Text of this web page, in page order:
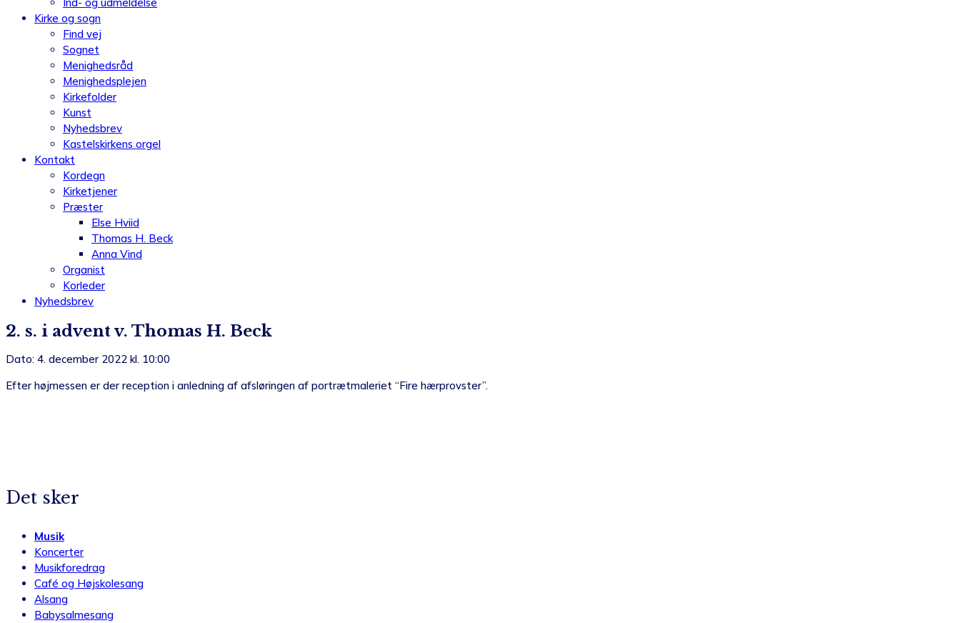
Kirke og sogn
Find vej
Sognet
Menighedsråd
Menighedsplejen
Kirkefolder
Kunst
Nyhedsbrev
Kastelskirkens orgel
Kontakt
Kordegn
Kirketjener
Præster
Else Hviid
Thomas H. Beck
Anna Vind
Organist
Korleder
Nyhedsbrev
2. s. i advent v. Thomas H. Beck
Dato: 4. december 2022 kl. 10:00
Efter højmessen er der reception i anledning af afsløringen af portrætmaleriet “Fire hærprovster”.
Det sker
Musik
Koncerter
Musikforedrag
Café og Højskolesang
Alsang
Babysalmesang